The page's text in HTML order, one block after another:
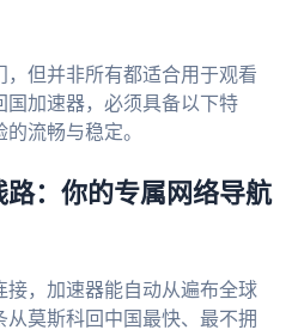
但并非所有都适合用于观看
国加速器，必须具备以下特
流畅与稳定。
：你的专属网络导航
接，加速器能自动从遍布全球
莫斯科回中国最快、最不拥